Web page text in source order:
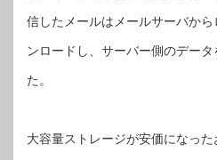
信したメールはメールサーバか
ンロードし、サーバー側のデー
た。
大容量ストレージが安価になっ